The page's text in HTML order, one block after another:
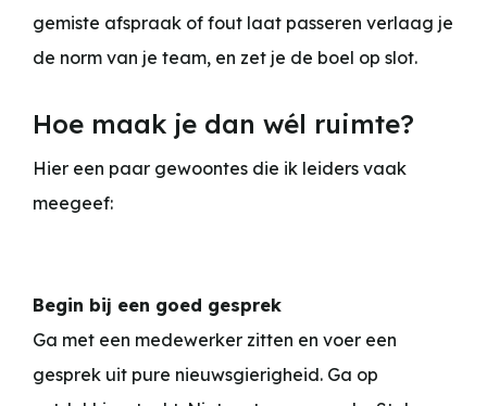
gemiste afspraak of fout laat passeren verlaag je
de norm van je team, en zet je de boel op slot.
Hoe maak je dan wél ruimte?
Hier een paar gewoontes die ik leiders vaak
meegeef:
Begin bij een goed gesprek
Ga met een medewerker zitten en voer een
gesprek uit pure nieuwsgierigheid. Ga op